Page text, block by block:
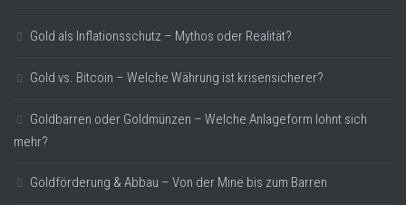
Gold als Inflationsschutz – Mythos oder Realität?
Gold vs. Bitcoin – Welche Währung ist krisensicherer?
Goldbarren oder Goldmünzen – Welche Anlageform lohnt sich
mehr?
Goldförderung & Abbau – Von der Mine bis zum Barren